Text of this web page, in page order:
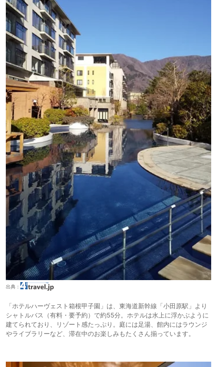
出典：
「ホテルハーヴェスト箱根甲子園」は、東海道新幹線「小田原駅」より
シャトルバス（有料・要予約）で約55分。ホテルは水上に浮かぶように
建てられており、リゾート感たっぷり。庭には足湯、館内にはラウンジ
やライブラリーなど、滞在中のお楽しみもたくさん揃っています。